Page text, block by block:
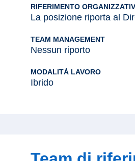
RIFERIMENTO
La posizione riporta al
TEAM MANAGEMENT
Nessun riporto
MODALITÀ LAVORO
Ibrido